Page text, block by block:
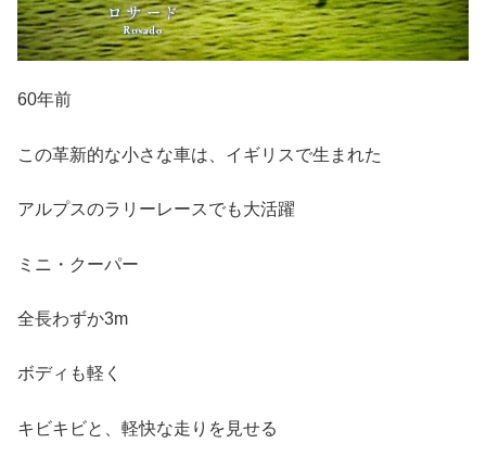
60年前
この革新的な小さな車は、イギリスで生まれた
アルプスのラリーレースでも大活躍
ミニ・クーパー
全長わずか3m
ボディも軽く
キビキビと、軽快な走りを見せる